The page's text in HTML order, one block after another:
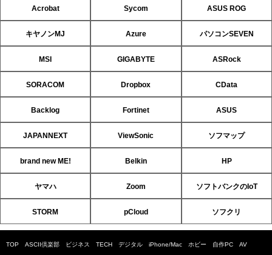
Acrobat Sycom ASUS ROG
キヤノンMJ Azure パソコンSEVEN
MSI GIGABYTE ASRock
SORACOM Dropbox CData
Backlog Fortinet ASUS
JAPANNEXT ViewSonic ソフマップ
brand new ME! Belkin HP
ヤマハ Zoom ソフトバンクのIoT
STORM pCloud ソフクリ
TOP ASCII倶楽部 ビジネス TECH デジタル iPhone/Mac ホビー 自作PC AV